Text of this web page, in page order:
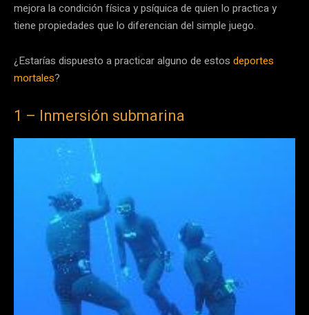
mejora la condición física y psíquica de quien lo practica y
tiene propiedades que lo diferencian del simple juego.
¿Estarías dispuesto a practicar alguno de estos deportes
mortales?
1 – Inmersión submarina